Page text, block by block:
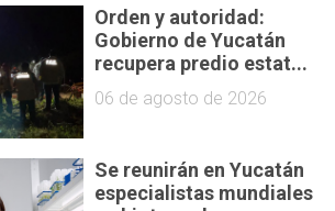
Orden y autoridad:
Gobierno de Yucatán
recupera predio estat...
06 de agosto de 2026
Se reunirán en Yucatán
especialistas mundiales